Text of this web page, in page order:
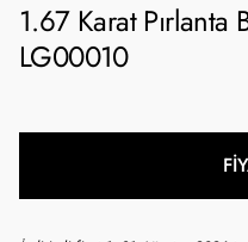
1.67 Karat Pırlanta
LG00010